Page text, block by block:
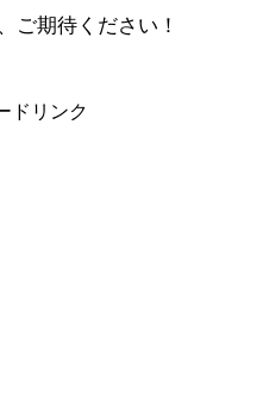
ご期待ください！
ドリンク